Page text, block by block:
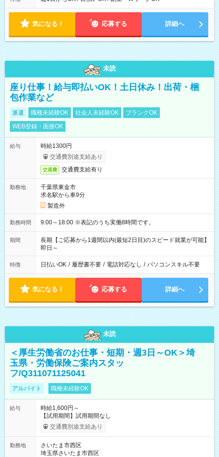
18:00 などのように、自由な働き方が可能なお仕事です！
気になる！ 応募する 詳細へ
未読
座り仕事！給与即払いOK！土日休み！出荷・梱
包作業など
派遣 職種未経験OK 社会人未経験OK
ブランクOK
WEB登録・面接OK
給与
時給1300円
交通費別途支給あり
交通費 交通費支給有り
勤務地
千葉県東金市
求名駅から車9分
製造外
勤務時間 9:00～18:00 ※表記のうち実働8時間です。
期間
長期【ご応募から1週間以内(最短2日目)のスピード就業が可能】
即日～
特徴 日払いOK / 履歴書不要 / 電話対応なし / パソコンスキル不要
気になる！ 応募する 詳細へ
未読
＜厚生労働省のお仕事・短期・週3日～OK＞埼
玉県・労働保険ご案内スタッ
フ/Q311071125041
アルバイト 職種未経験OK
給与
時給1,600円～
【試用期間】試用期間なし
交通費別途支給あり
勤務地
さいたま市西区
埼玉県さいたま市西区